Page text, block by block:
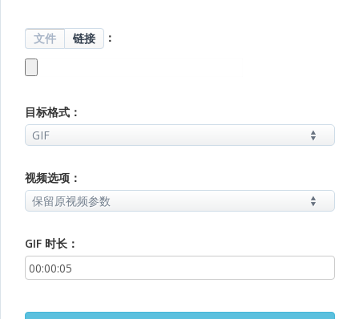
文件 链接 ：
目标格式：
视频选项：
GIF 时长：